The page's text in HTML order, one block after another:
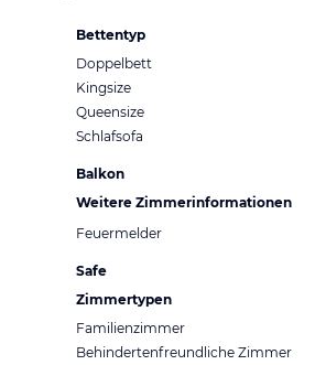
Bettentyp
Doppelbett
Kingsize
Queensize
Schlafsofa
Balkon
Weitere Zimmerinformationen
Feuermelder
Safe
Zimmertypen
Familienzimmer
Behindertenfreundliche Zimmer